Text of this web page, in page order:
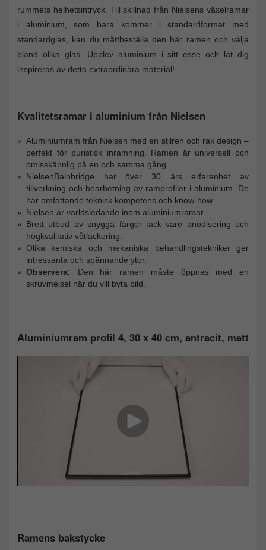
rummets helhetsintryck. Till skillnad från Nielsens växelramar
i aluminium, som bara kommer i standardformat med
standardglas, kan du måttbeställa den här ramen och välja
bland olika glas. Upplev aluminium i sitt esse och låt dig
inspireras av detta extraordinära material!
Kvalitetsramar i aluminium från Nielsen
Aluminiumram från Nielsen med en stilren och rak design –
perfekt för puristisk inramning. Ramen är universell och
omisskännlig på en och samma gång.
NielsenBainbridge har över 30 års erfarenhet av
tillverkning och bearbetning av ramprofiler i aluminium. De
har omfattande teknisk kompetens och know-how.
Nielsen är världsledande inom aluminiumramar.
Brett utbud av snygga färger tack vare anodisering och
högkvalitativ våtlackering.
Olika kemiska och mekaniska behandlingstekniker ger
intressanta och spännande ytor.
Observera: Den här ramen måste öppnas med en
skruvmejsel när du vill byta bild.
Aluminiumram profil 4, 30 x 40 cm, antracit, matt
Ramens bakstycke